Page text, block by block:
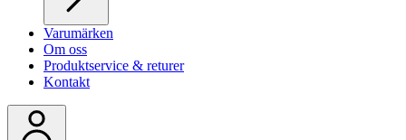
Varumärken
Om oss
Produktservice & returer
Kontakt